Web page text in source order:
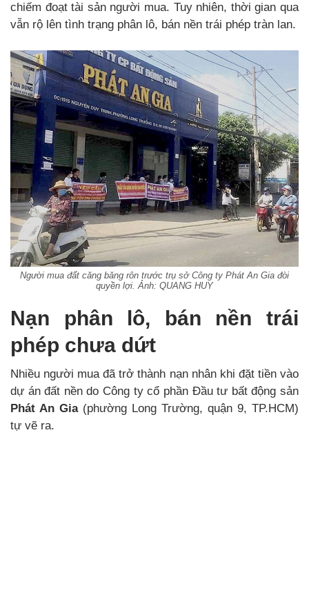
chiếm đoạt tài sản người mua. Tuy nhiên, thời gian qua
vẫn rộ lên tình trạng phân lô, bán nền trái phép tràn lan.
Người mua đất căng băng rôn trước trụ sở Công ty Phát An Gia đòi
quyền lợi. Ảnh: QUANG HUY
Nạn phân lô, bán nền trái
phép chưa dứt
Nhiều người mua đã trở thành nạn nhân khi đặt tiền vào
dự án đất nền do Công ty cổ phần Đầu tư bất động sản
Phát An Gia(phường Long Trường, quận 9, TP.HCM)
tự vẽ ra.